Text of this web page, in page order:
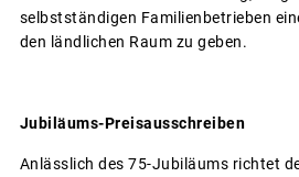
selbstständigen Familienbetrieben
den ländlichen Raum zu geben.
Jubiläums-Preisausschreiben
Anlässlich des 75-Jubiläums richtet